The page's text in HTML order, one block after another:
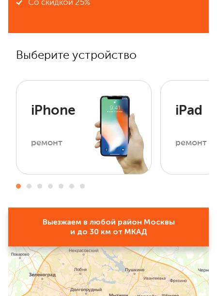
Со скидкой 25%
Выберите устройство
iPhone
ремонт
iPad
ремонт
Выезжаем в любой район Москвы
и до 30 км от МКАД